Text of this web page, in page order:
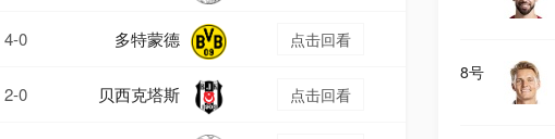
4-0 多特蒙德 点击回看
2-0 贝西克塔斯 点击回看
8号